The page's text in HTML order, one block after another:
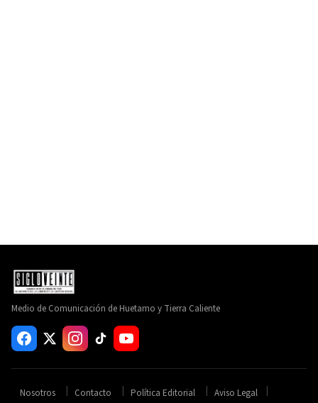
Medio de Comunicación de Huetamo y Tierra Caliente
Nosotros Contacto Política Editorial Aviso Legal